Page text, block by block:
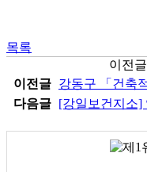
목록
이전
이전글
강동구 「건축
다음글
[강일보건지소]